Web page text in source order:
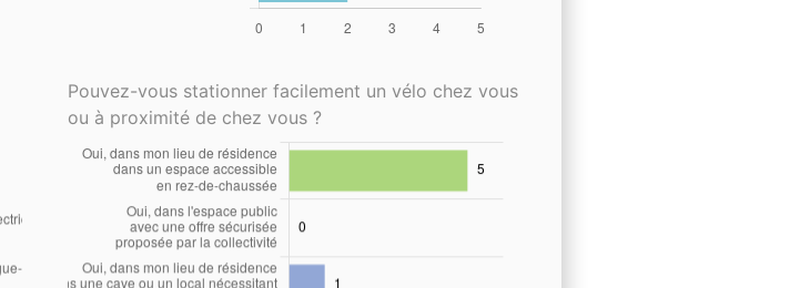
Pouvez-vous stationner facilement un vélo chez vous
ou à proximité de chez vous ?